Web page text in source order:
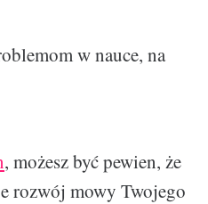
w nauce, na
, możesz być pewien, że
rozwój mowy Twojego